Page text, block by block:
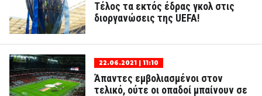
Τέλος τα εκτός έδρας γκολ στις
διοργανώσεις της UEFA!
22.06.2021 | 11:10
Άπαντες εμβολιασμένοι στον
τελικό, ούτε οι οπαδοί μπαίνουν σε